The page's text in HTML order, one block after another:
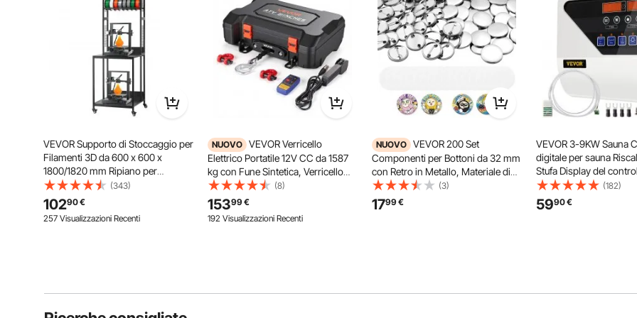
VEVOR Supporto di Stoccaggio per
Filamenti 3D da 600 x 600 x
1800/1820 mm Ripiano per
Filamento per Stampante 3D a 4
Livelli con Contenitore per
Filamenti e Ruote, per Ufficio e
Officina, Nero
(343)
10290€
257 Visualizzazioni Recenti
NUOVO VEVOR Verricello
Elettrico Portatile 12V CC da 1587
kg con Fune Sintetica, Verricello
con Telecomando Wireless e
Cablato, Kit di Recupero con
Valigetta, Passacavo, Gancio, per
ATV, UTV e Off-Road
(8)
15399€
192 Visualizzazioni Recenti
NUOVO VEVOR 200 Set
Componenti per Bottoni da 32 mm
con Retro in Metallo, Materiale di
Consumo con Gusci Pellicole Fogli
di Carta Circolare Bianca, per
Eventi Scolastici e Studi Artistici
(3)
1799€
VEVOR 3-9KW Sauna
digitale per sauna
Stufa Display del
per il tempo libero(182)
5990€